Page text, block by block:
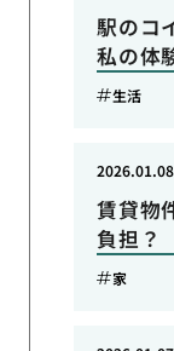
駅のコ
私の体
生活
賃貸物
負担？
2026.01.08
家